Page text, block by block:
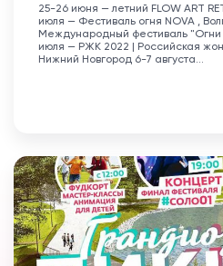
25-26 июня — летний FLOW ART
июля — Фестиваль огня NOVA ,
Международный фестиваль "Огни
июля — РЖК 2022 | Российская
Нижний Новгород 6-7 августа...